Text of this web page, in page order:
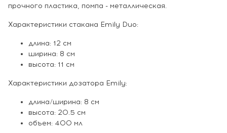
прочного пластика, помпа - металлическая.
Характеристики стакана Emily Duo:
длина: 12 см
ширина: 8 см
высота: 11 см
Характеристики дозатора Emily:
длина/ширина: 8 см
высота: 20.5 см
объем: 400 мл